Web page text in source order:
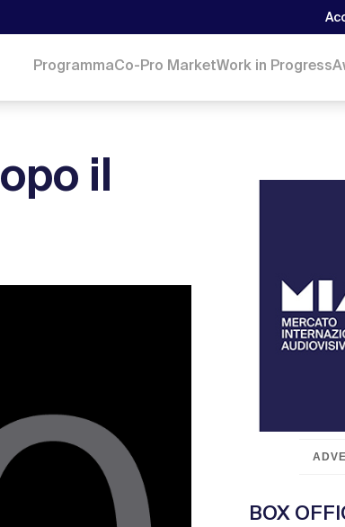
ProgrammaCo-Pro MarketWork in Progress
il
BOX